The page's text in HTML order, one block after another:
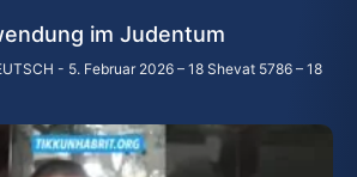
im Judentum
5. Februar 2026 – 18 Shevat 5786 – 18